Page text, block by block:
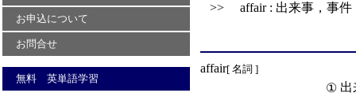
お申込について
お問合せ
無料 英単語学習
>> affair : 出来事，事件
affair[ 名詞 ]
① 出